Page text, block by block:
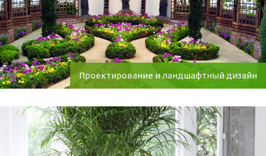
Проектирование и ландшафтный дизайн